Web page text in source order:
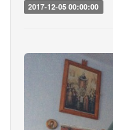
2017-12-05 00:00:00